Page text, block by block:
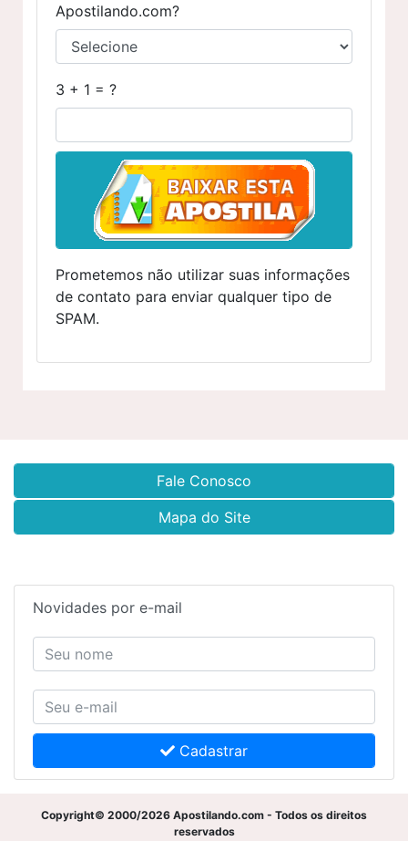
Apostilando.com?
3 + 1 = ?
Prometemos não utilizar suas informações
de contato para enviar qualquer tipo de
SPAM.
Fale Conosco
Mapa do Site
Novidades por e-mail
Cadastrar
Copyright© 2000/2026 Apostilando.com - Todos os direitos
reservados